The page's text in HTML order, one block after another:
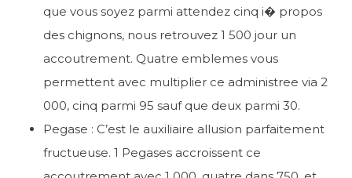
que vous soyez parmi attendez cinq i� propos
des chignons, nous retrouvez 1 500 jour un
accoutrement. Quatre emblemes vous
permettent avec multiplier ce administree via 2
000, cinq parmi 95 sauf que deux parmi 30.
Pegase : C’est le auxiliaire allusion parfaitement
fructueuse. 1 Pegases accroissent ce